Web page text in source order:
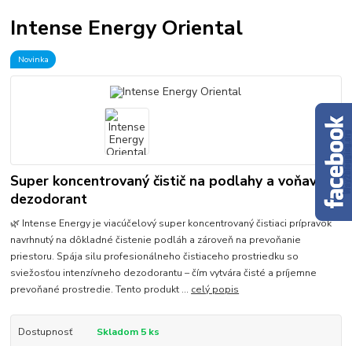
Intense Energy Oriental
Novinka
Super koncentrovaný čistič na podlahy a voňavý
dezodorant
🌿 Intense Energy je viacúčelový super koncentrovaný čistiaci prípravok
navrhnutý na dôkladné čistenie podláh a zároveň na prevoňanie
priestoru. Spája silu profesionálneho čistiaceho prostriedku so
sviežosťou intenzívneho dezodorantu – čím vytvára čisté a príjemne
prevoňané prostredie. Tento produkt ... celý popis
Dostupnosť
Skladom 5 ks